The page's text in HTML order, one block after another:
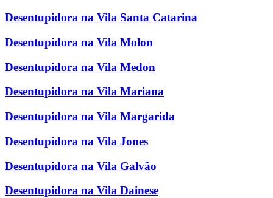
Desentupidora na Vila Santa Catarina
Desentupidora na Vila Molon
Desentupidora na Vila Medon
Desentupidora na Vila Mariana
Desentupidora na Vila Margarida
Desentupidora na Vila Jones
Desentupidora na Vila Galvão
Desentupidora na Vila Dainese